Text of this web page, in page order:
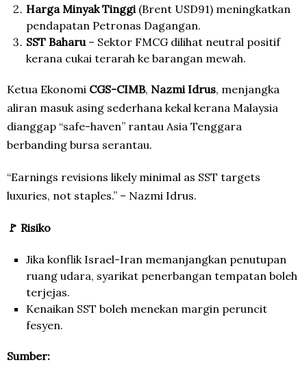
Harga Minyak Tinggi(Brent USD91) meningkatkan
pendapatan Petronas Dagangan.
SST Baharu– Sektor FMCG dilihat neutral positif
kerana cukai terarah ke barangan mewah.
Ketua Ekonomi CGS-CIMB, Nazmi Idrus, menjangka
aliran masuk asing sederhana kekal kerana Malaysia
dianggap “safe-haven” rantau Asia Tenggara
berbanding bursa serantau.
“Earnings revisions likely minimal as SST targets
luxuries, not staples.” – Nazmi Idrus.
🚩 Risiko
Jika konflik Israel-Iran memanjangkan penutupan
ruang udara, syarikat penerbangan tempatan boleh
terjejas.
Kenaikan SST boleh menekan margin peruncit
fesyen.
Sumber: